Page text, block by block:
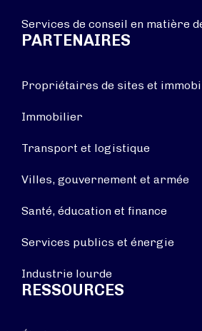
Services de conseil en matière
PARTENAIRES
Propriétaires de sites et
Immobilier
Transport et logistique
Villes, gouvernement et armée
Santé, éducation et finance
Services publics et énergie
Industrie lourde
RESSOURCES